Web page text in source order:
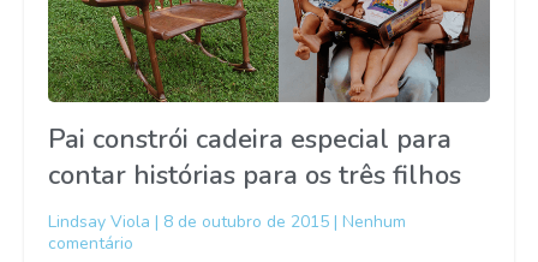
Pai constrói cadeira especial para
contar histórias para os três filhos
Lindsay Viola 8 de outubro de 2015
Nenhum
comentário